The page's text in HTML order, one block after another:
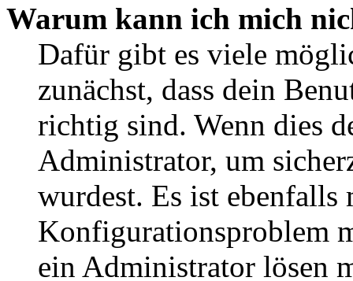
Warum kann ich mich
Dafür gibt es viele
zunächst, dass dein
richtig sind. Wenn dies
Administrator, um
wurdest. Es ist ebenfalls
Konfigurationsproblem
ein Administrator lösen